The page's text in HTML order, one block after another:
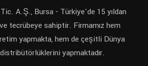
A.Ş., Bursa - Türkiye'de 15 yıldan
tecrübeye sahiptir. Firmamız hem
yapmakta, hem de çeşitli Dünya
yapmaktadır.